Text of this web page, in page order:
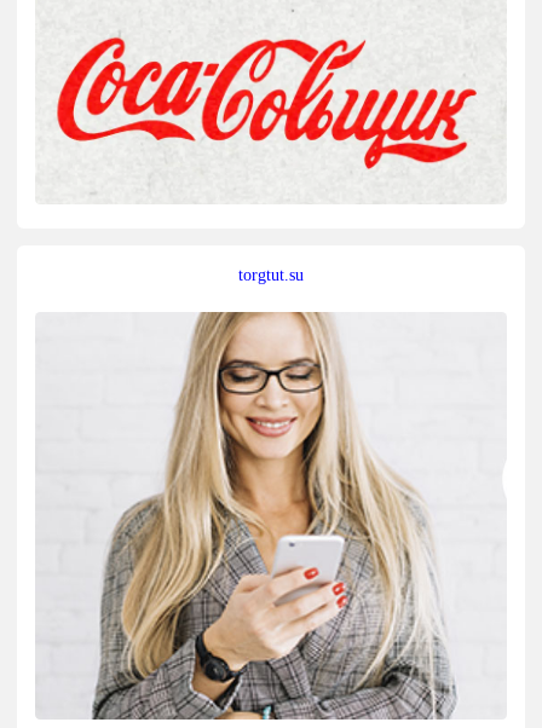
torgtut.su